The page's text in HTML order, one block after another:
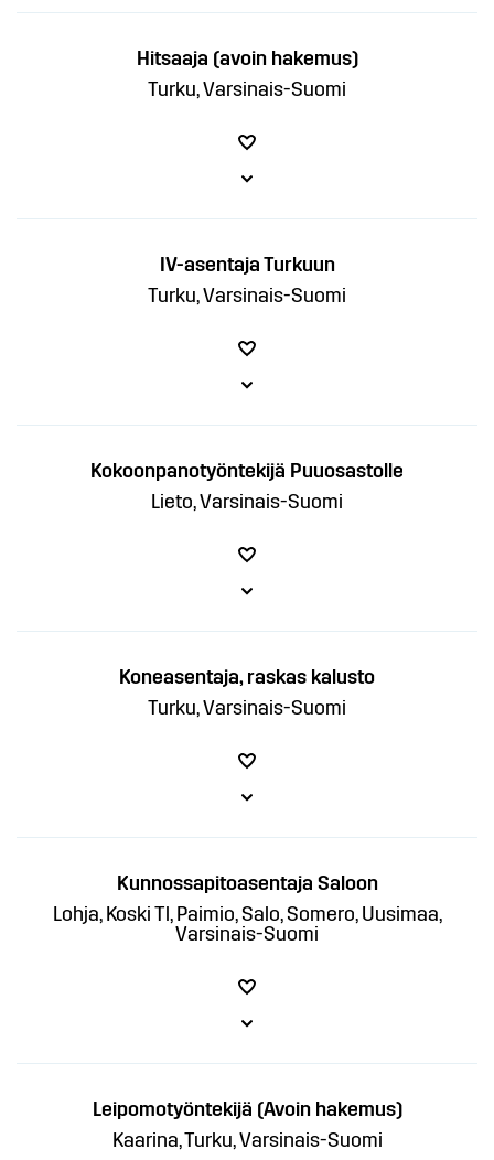
Hitsaaja (avoin hakemus)
Turku, Varsinais-Suomi
IV-asentaja Turkuun
Turku, Varsinais-Suomi
Kokoonpanotyöntekijä Puuosastolle
Lieto, Varsinais-Suomi
Koneasentaja, raskas kalusto
Turku, Varsinais-Suomi
Kunnossapitoasentaja Saloon
Lohja, Koski Tl, Paimio, Salo, Somero, Uusimaa,
Varsinais-Suomi
Leipomotyöntekijä (Avoin hakemus)
Kaarina, Turku, Varsinais-Suomi